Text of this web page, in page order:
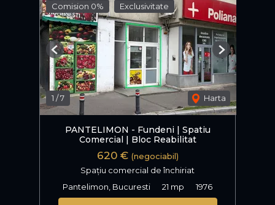
Comision 0% Exclusivitate
1 /7 Harta
Previous Next
PANTELIMON - Fundeni | Spatiu
Comercial | Bloc Reabilitat
620 € (negociabil)
Spațiu comercial de închiriat
Pantelimon, Bucuresti
21 mp 1976